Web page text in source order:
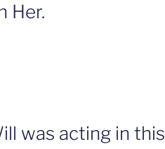
Her.
was acting in this